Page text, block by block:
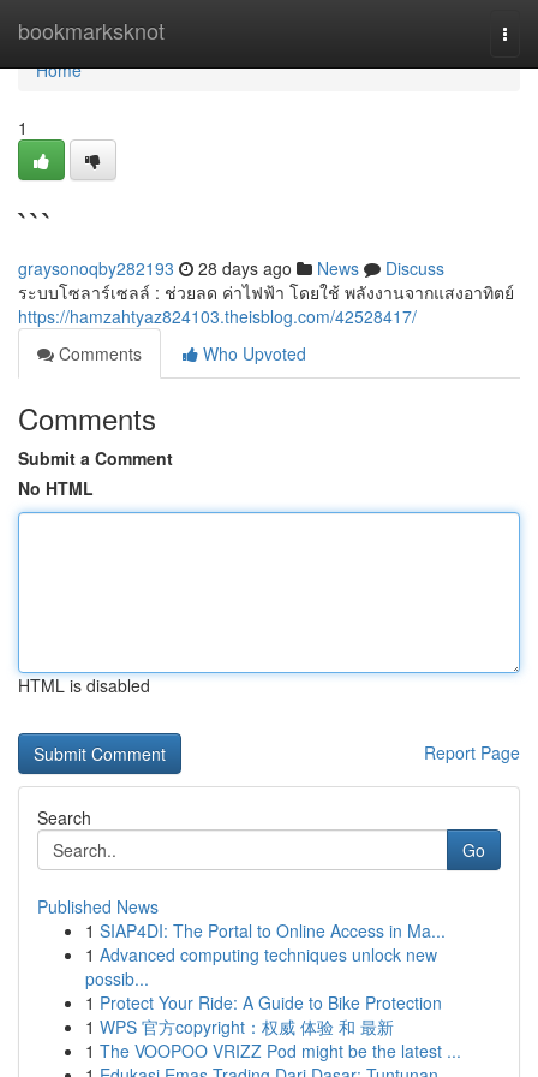
bookmarksknot
Home
Home
1
```
graysonoqby282193 28 days ago News
Discuss
ระบบโซลาร์เซลล์ : ช่วยลด ค่าไฟฟ้า โดยใช้ พลังงานจากแสงอาทิตย์
https://hamzahtyaz824103.theisblog.com/42528417/
Comments
Who Upvoted
Comments
Submit a Comment
No HTML
HTML is disabled
Report Page
Search
Go
Published News
1 SIAP4DI: The Portal to Online Access in Ma...
1 Advanced computing techniques unlock new
possib...
1 Protect Your Ride: A Guide to Bike Protection
1 WPS 官方copyright：权威 体验 和 最新
1 The VOOPOO VRIZZ Pod might be the latest ...